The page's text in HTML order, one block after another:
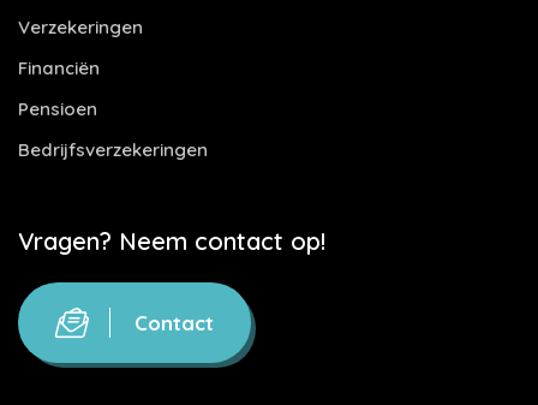
Verzekeringen
Financiën
Pensioen
Bedrijfsverzekeringen
Vragen? Neem contact op!
Contact